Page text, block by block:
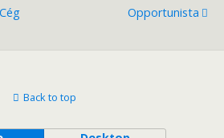
Opportunista
Back to top